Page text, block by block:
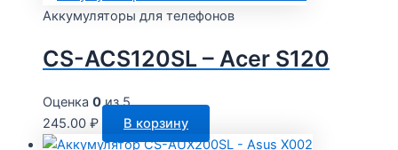
Аккумуляторы для телефонов
CS-ACS120SL – Acer S120
Оценка 0из 5
245.00 ₽ В корзину